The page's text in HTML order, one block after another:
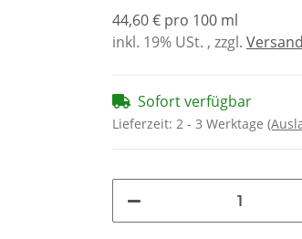
44,60 € pro 100 ml
inkl. 19% USt. , zzgl.
Sofort verfügbar
Lieferzeit: 2 - 3 Werktage